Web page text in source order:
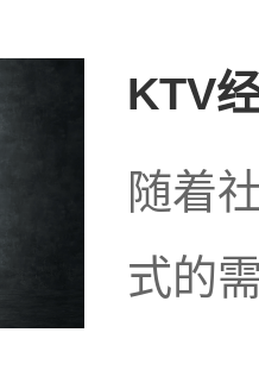
KTV
随着
式的